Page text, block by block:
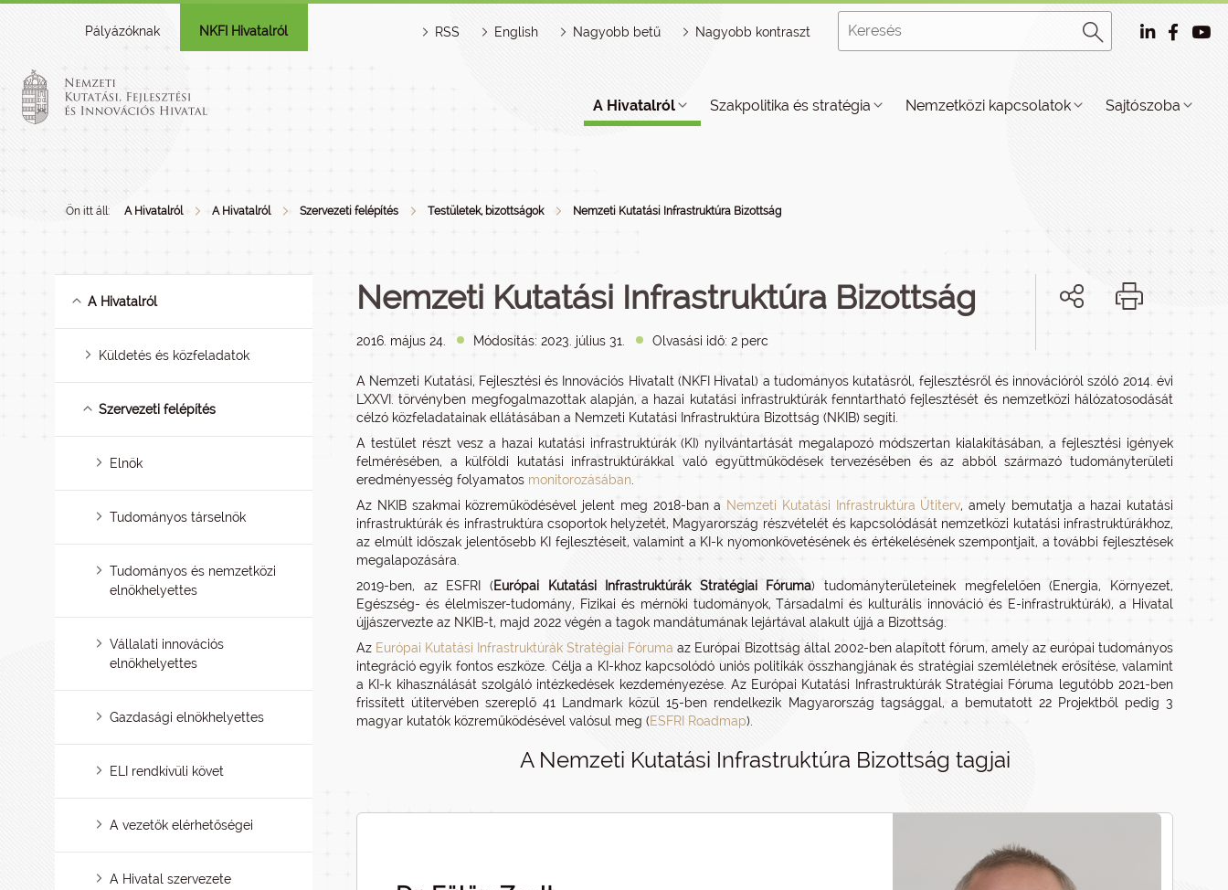
Pályázóknak NKFI Hivatalról RSS English Nagyobb betű Nagyobb kontraszt
A Hivatalról Szakpolitika és stratégia Nemzetközi kapcsolatok Sajtószoba
Ön itt áll: A Hivatalról A Hivatalról Szervezeti felépítés Testületek, bizottságok Nemzeti Kutatási Infrastruktúra Bizottság
A Hivatalról
Küldetés és közfeladatok
Szervezeti felépítés
Elnök
Tudományos társelnök
Tudományos és nemzetközi
elnökhelyettes
Vállalati innovációs
elnökhelyettes
Gazdasági elnökhelyettes
ELI rendkívüli követ
A vezetők elérhetőségei
A Hivatal szervezete
Nemzeti Kutatási Infrastruktúra Bizottság
2016. május 24. Módosítás: 2023. július 31. Olvasási idő: 2 perc
A Nemzeti Kutatási, Fejlesztési és Innovációs Hivatalt (NKFI Hivatal) a tudományos kutatásról, fejlesztésről és innovációról szóló 2014. évi
LXXVI. törvényben megfogalmazottak alapján, a hazai kutatási infrastruktúrák fenntartható fejlesztését és nemzetközi hálózatosodását
célzó közfeladatainak ellátásában a Nemzeti Kutatási Infrastruktúra Bizottság (NKIB) segíti.
A testület részt vesz a hazai kutatási infrastruktúrák (KI) nyilvántartását megalapozó módszertan kialakításában, a fejlesztési igények
felmérésében, a külföldi kutatási infrastruktúrákkal való együttműködések tervezésében és az abból származó tudományterületi
eredményesség folyamatos monitorozásában
Az NKIB szakmai közreműködésével jelent meg 2018-ban a Nemzeti Kutatási Infrastruktúra Útiterv, amely bemutatja a hazai kutatási
infrastruktúrák és infrastruktúra csoportok helyzetét, Magyarország részvételét és kapcsolódását nemzetközi kutatási infrastruktúrákhoz,
az elmúlt időszak jelentősebb KI fejlesztéseit, valamint a KI-k nyomonkövetésének és értékelésének szempontjait, a további fejlesztések
megalapozására.
2019-ben, az ESFRI (Európai Kutatási Infrastruktúrák Stratégiai Fóruma) tudományterületeinek megfelelően (Energia, Környezet,
Egészség- és élelmiszer-tudomány, Fizikai és mérnöki tudományok, Társadalmi és kulturális innováció és E-infrastruktúrák), a Hivatal
újjászervezte az NKIB-t, majd 2022 végén a tagok mandátumának lejártával alakult újjá a Bizottság.
Az Európai Kutatási Infrastruktúrák Stratégiai Fóruma az Európai Bizottság által 2002-ben alapított fórum, amely az európai tudományos
integráció egyik fontos eszköze. Célja a KI-khoz kapcsolódó uniós politikák összhangjának és stratégiai szemléletnek erősítése, valamint
a KI-k kihasználását szolgáló intézkedések kezdeményezése. Az Európai Kutatási Infrastruktúrák Stratégiai Fóruma legutóbb 2021-ben
frissített útitervében szereplő 41 Landmark közül 15-ben rendelkezik Magyarország tagsággal, a bemutatott 22 Projektből pedig 3
magyar kutatók közreműködésével valósul meg (ESFRI Roadmap).
A Nemzeti Kutatási Infrastruktúra Bizottság tagjai